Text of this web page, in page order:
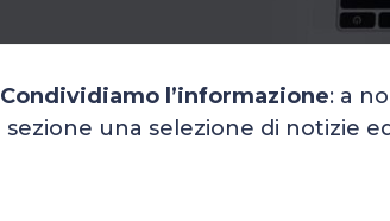
Condividiamo l’informazione: a
sezione una selezione di notizie